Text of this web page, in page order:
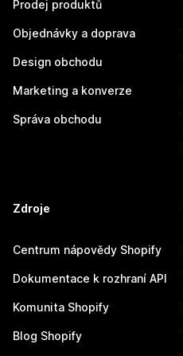
Prodej produktů
Objednávky a doprava
Design obchodu
Marketing a konverze
Správa obchodu
Zdroje
Centrum nápovědy Shopify
Dokumentace k rozhraní API
Komunita Shopify
Blog Shopify